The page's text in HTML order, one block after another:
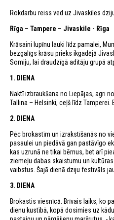
Rokdarbu reiss ved uz Jivaskiles
Rīga – Tampere – Jivaskile - Rīga
Krāsaini lupīnu lauki līdz pamalei,
bezgalīgs krāsu prieks ikgadējā
Somiju, lai draudzīgā adītāju grupā
1. DIENA
Naktī izbraukšana no Liepājas, agri
Tallina – Helsinki, ceļš līdz
2. DIENA
Pēc brokastīm un izrakstīšanās no
pasaulei un piedāvā gan pastāvīgo
kas uzrunā ne tikai bērnus, bet arī
ziemeļu dabas skaistumu un
vaibstus. Šajā dienā dziju festivāls
3. DIENA
Brokastis viesnīcā. Brīvais laiks, ko
dienu kustībā, kopā dosimies uz